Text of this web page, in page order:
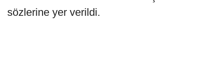
sözlerine yer verildi.